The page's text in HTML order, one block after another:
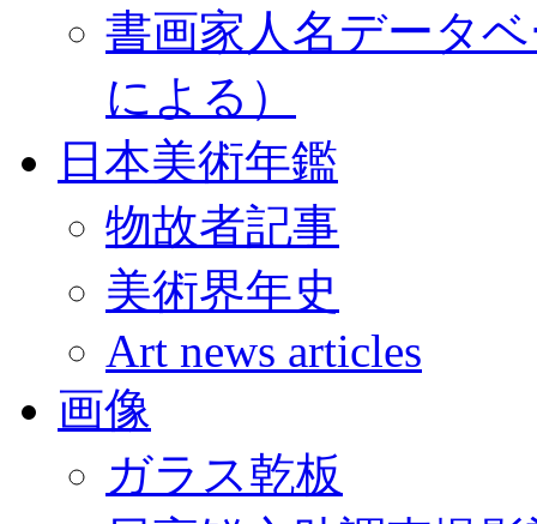
書画家人名データ
による）
日本美術年鑑
物故者記事
美術界年史
Art news articles
画像
ガラス乾板